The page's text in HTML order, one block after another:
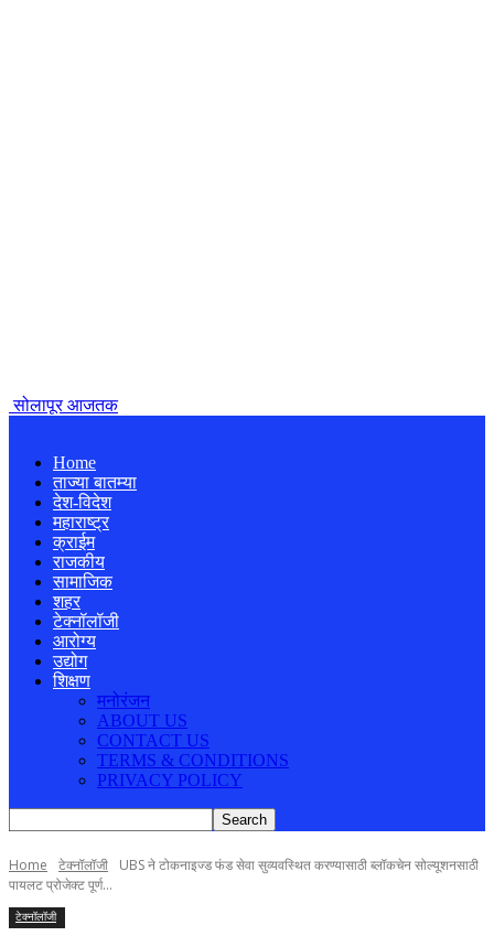
सोलापूर आजतक
Home
ताज्या बातम्या
देश-विदेश
महाराष्ट्र
क्राईम
राजकीय
सामाजिक
शहर
टेक्नॉलॉजी
आरोग्य
उद्योग
शिक्षण
मनोरंजन
ABOUT US
CONTACT US
TERMS & CONDITIONS
PRIVACY POLICY
Home टेक्नॉलॉजी
UBS ने टोकनाइज्ड फंड सेवा सुव्यवस्थित करण्यासाठी ब्लॉकचेन सोल्यूशनसाठी
पायलट प्रोजेक्ट पूर्ण...
टेक्नॉलॉजी